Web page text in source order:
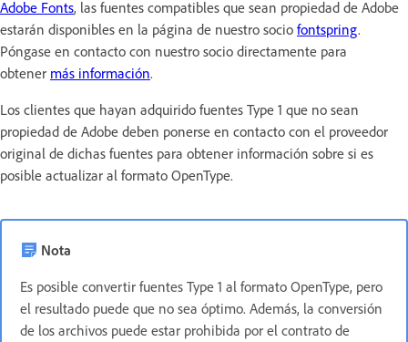
Adobe Fonts, las fuentes compatibles que sean propiedad de Adobe
estarán disponibles en la página de nuestro socio fontspring.
Póngase en contacto con nuestro socio directamente para
obtener más información.
Los clientes que hayan adquirido fuentes Type 1 que no sean
propiedad de Adobe deben ponerse en contacto con el proveedor
original de dichas fuentes para obtener información sobre si es
posible actualizar al formato OpenType.
Nota
Es posible convertir fuentes Type 1 al formato OpenType, pero
el resultado puede que no sea óptimo. Además, la conversión
de los archivos puede estar prohibida por el contrato de